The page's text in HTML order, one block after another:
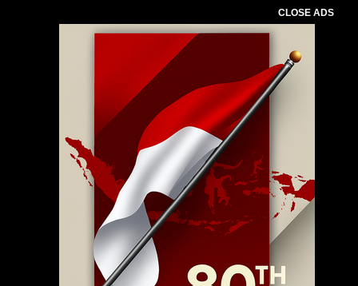
CLOSE ADS